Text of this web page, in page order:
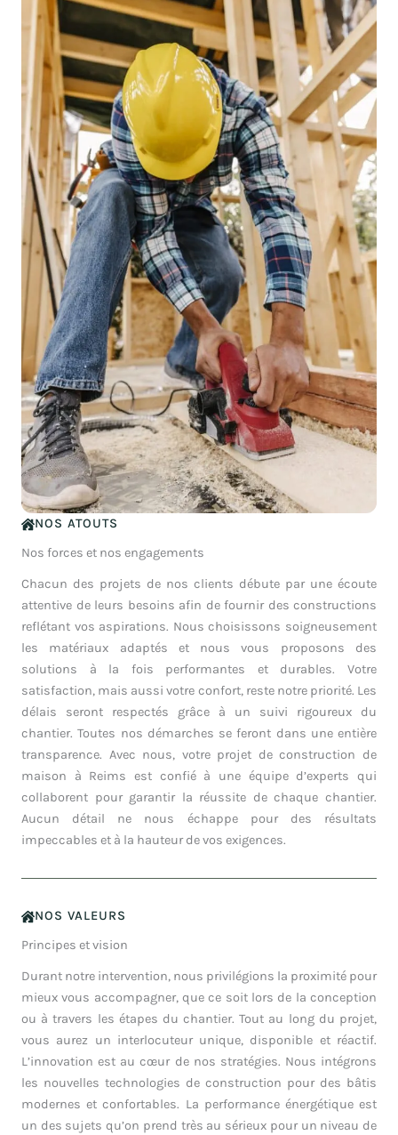
NOS ATOUTS
Nos forces et nos engagements
Chacun des projets de nos clients débute par une écoute
attentive de leurs besoins afin de fournir des constructions
reflétant vos aspirations. Nous choisissons soigneusement
les matériaux adaptés et nous vous proposons des
solutions à la fois performantes et durables. Votre
satisfaction, mais aussi votre confort, reste notre priorité. Les
délais seront respectés grâce à un suivi rigoureux du
chantier. Toutes nos démarches se feront dans une entière
transparence. Avec nous, votre projet de construction de
maison à Reims est confié à une équipe d’experts qui
collaborent pour garantir la réussite de chaque chantier.
Aucun détail ne nous échappe pour des résultats
impeccables et à la hauteur de vos exigences.
NOS VALEURS
Principes et vision
Durant notre intervention, nous privilégions la proximité pour
mieux vous accompagner, que ce soit lors de la conception
ou à travers les étapes du chantier. Tout au long du projet,
vous aurez un interlocuteur unique, disponible et réactif.
L’innovation est au cœur de nos stratégies. Nous intégrons
les nouvelles technologies de construction pour des bâtis
modernes et confortables. La performance énergétique est
un des sujets qu’on prend très au sérieux pour un niveau de